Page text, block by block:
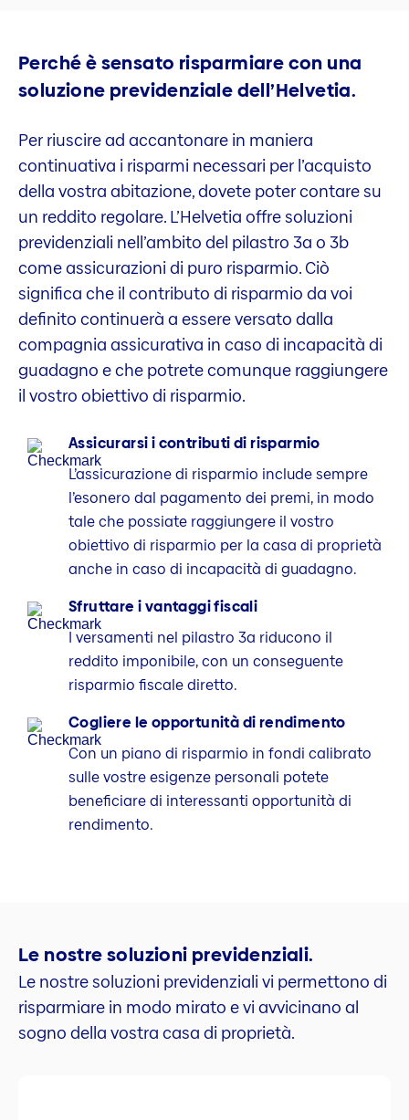
Perché è sensato risparmiare con una
soluzione previdenziale dell’Helvetia.
Per riuscire ad accantonare in maniera
continuativa i risparmi necessari per l’acquisto
della vostra abitazione, dovete poter contare su
un reddito regolare. L’Helvetia offre soluzioni
previdenziali nell’ambito del pilastro 3a o 3b
come assicurazioni di puro risparmio. Ciò
significa che il contributo di risparmio da voi
definito continuerà a essere versato dalla
compagnia assicurativa in caso di incapacità di
guadagno e che potrete comunque raggiungere
il vostro obiettivo di risparmio.
Assicurarsi i contributi di risparmio
L’assicurazione di risparmio include sempre
l’esonero dal pagamento dei premi, in modo
tale che possiate raggiungere il vostro
obiettivo di risparmio per la casa di proprietà
anche in caso di incapacità di guadagno.
Sfruttare i vantaggi fiscali
I versamenti nel pilastro 3a riducono il
reddito imponibile, con un conseguente
risparmio fiscale diretto.
Cogliere le opportunità di rendimento
Con un piano di risparmio in fondi calibrato
sulle vostre esigenze personali potete
beneficiare di interessanti opportunità di
rendimento.
Le nostre soluzioni previdenziali.
Le nostre soluzioni previdenziali vi permettono di
risparmiare in modo mirato e vi avvicinano al
sogno della vostra casa di proprietà.